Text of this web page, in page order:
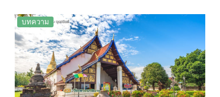
ไปพร้อมๆ กัน
บทความ